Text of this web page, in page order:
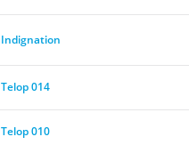
Indignation
Telop 014
Telop 010